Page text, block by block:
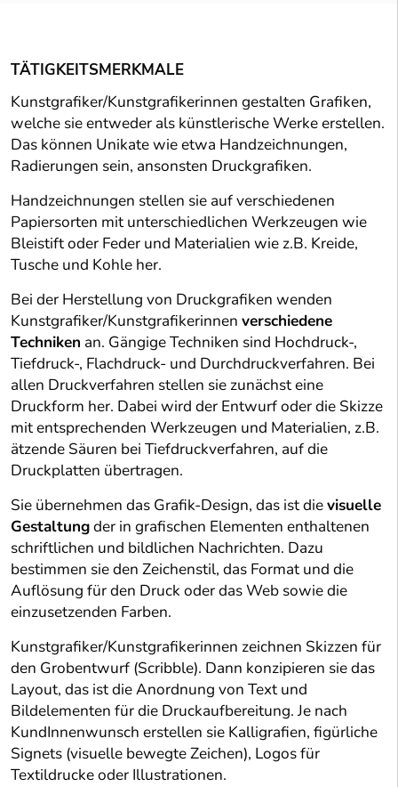
TÄTIGKEITSMERKMALE
Kunstgrafiker/Kunstgrafikerinnen gestalten Grafiken,
welche sie entweder als künstlerische Werke erstellen.
Das können Unikate wie etwa Handzeichnungen,
Radierungen sein, ansonsten Druckgrafiken.
Handzeichnungen stellen sie auf verschiedenen
Papiersorten mit unterschiedlichen Werkzeugen wie
Bleistift oder Feder und Materialien wie z.B. Kreide,
Tusche und Kohle her.
Bei der Herstellung von Druckgrafiken wenden
Kunstgrafiker/Kunstgrafikerinnen verschiedene
Techniken an. Gängige Techniken sind Hochdruck-,
Tiefdruck-, Flachdruck- und Durchdruckverfahren. Bei
allen Druckverfahren stellen sie zunächst eine
Druckform her. Dabei wird der Entwurf oder die Skizze
mit entsprechenden Werkzeugen und Materialien, z.B.
ätzende Säuren bei Tiefdruckverfahren, auf die
Druckplatten übertragen.
Sie übernehmen das Grafik-Design, das ist dievisuelle
Gestaltungder in grafischen Elementen enthaltenen
schriftlichen und bildlichen Nachrichten. Dazu
bestimmen sie den Zeichenstil, das Format und die
Auflösung für den Druck oder das Web sowie die
einzusetzenden Farben.
Kunstgrafiker/Kunstgrafikerinnen zeichnen Skizzen für
den Grobentwurf (Scribble). Dann konzipieren sie das
Layout, das ist die Anordnung von Text und
Bildelementen für die Druckaufbereitung. Je nach
KundInnenwunsch erstellen sie Kalligrafien, figürliche
Signets (visuelle bewegte Zeichen), Logos für
Textildrucke oder Illustrationen.